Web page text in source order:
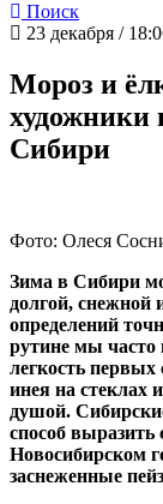
Поиск
23 декабря /
Мороз и
художники
Сибири
Фото: Олеся
Зима в Сибири
долгой, снежной
определений
рутине мы часто
легкость
инея на стеклах
душой.
способ выразить
Новосибирском
заснеженные